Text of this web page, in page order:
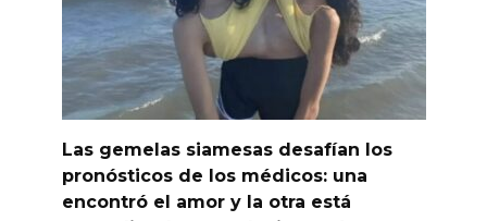
Las gemelas siamesas desafían los
pronósticos de los médicos: una
encontró el amor y la otra está